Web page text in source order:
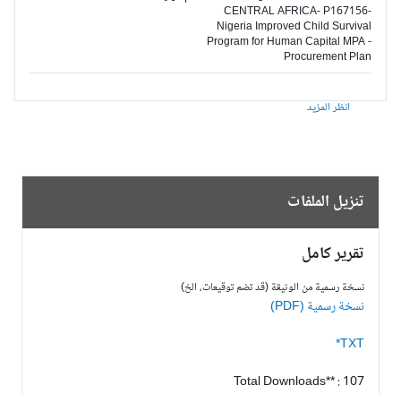
CENTRAL AFRICA- P167156-
Nigeria Improved Child Survival
Program for Human Capital MPA -
Procurement Plan
انظر المزيد
تنزيل الملفات
تقرير كامل
نسخة رسمية من الوثيقة (قد تضم توقيعات، الخ)
نسخة رسمية (PDF)
TXT*
Total Downloads** : 107